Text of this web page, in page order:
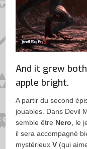
And it grew
apple bright.
A partir du second
jouables. Dans Devil
semble être Nero, le
il sera accompagné
mystérieuxV (qui